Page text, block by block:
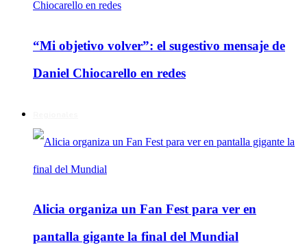
“Mi objetivo volver”: el sugestivo mensaje de
Daniel Chiocarello en redes
Alicia organiza un Fan Fest para ver en
pantalla gigante la final del Mundial